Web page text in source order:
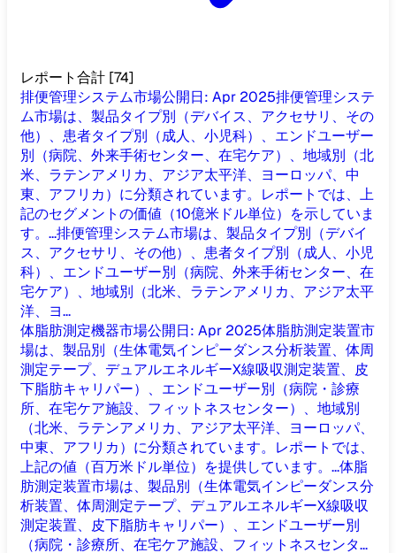
レポート合計 [74]
排便管理システム市場公開日: Apr 2025排便管理システ
ム市場は、製品タイプ別（デバイス、アクセサリ、その
他）、患者タイプ別（成人、小児科）、エンドユーザー
別（病院、外来手術センター、在宅ケア）、地域別（北
米、ラテンアメリカ、アジア太平洋、ヨーロッパ、中
東、アフリカ）に分類されています。レポートでは、上
記のセグメントの価値（10億米ドル単位）を示していま
す。...排便管理システム市場は、製品タイプ別（デバイ
ス、アクセサリ、その他）、患者タイプ別（成人、小児
科）、エンドユーザー別（病院、外来手術センター、在
宅ケア）、地域別（北米、ラテンアメリカ、アジア太平
洋、ヨ...
体脂肪測定機器市場公開日: Apr 2025体脂肪測定装置市
場は、製品別（生体電気インピーダンス分析装置、体周
測定テープ、デュアルエネルギーX線吸収測定装置、皮
下脂肪キャリパー）、エンドユーザー別（病院・診療
所、在宅ケア施設、フィットネスセンター）、地域別
（北米、ラテンアメリカ、アジア太平洋、ヨーロッパ、
中東、アフリカ）に分類されています。レポートでは、
上記の値（百万米ドル単位）を提供しています。...体脂
肪測定装置市場は、製品別（生体電気インピーダンス分
析装置、体周測定テープ、デュアルエネルギーX線吸収
測定装置、皮下脂肪キャリパー）、エンドユーザー別
（病院・診療所、在宅ケア施設、フィットネスセンタ...